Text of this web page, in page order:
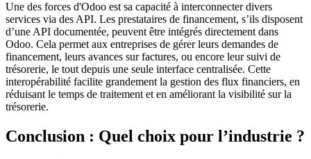
Une des forces d'Odoo est sa capacité à interconnecter divers
services via des API. Les prestataires de financement, s’ils disposent
d’une API documentée, peuvent être intégrés directement dans
Odoo. Cela permet aux entreprises de gérer leurs demandes de
financement, leurs avances sur factures, ou encore leur suivi de
trésorerie, le tout depuis une seule interface centralisée. Cette
interopérabilité facilite grandement la gestion des flux financiers, en
réduisant le temps de traitement et en améliorant la visibilité sur la
trésorerie.
Conclusion : Quel choix pour l’industrie ?